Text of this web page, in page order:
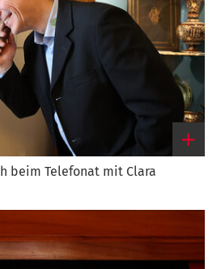
beim Telefonat mit Clara